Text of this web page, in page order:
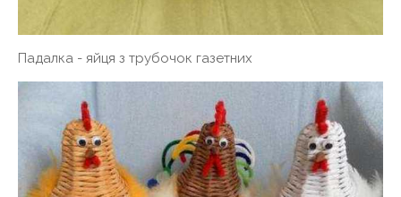
Падалка - яйця з трубочок газетних